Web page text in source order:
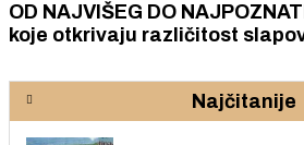
OD NAJVIŠEG DO
koje otkrivaju različitost
Najčitanije